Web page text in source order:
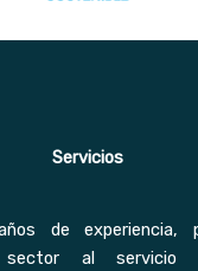
Servicios
de experiencia,
sector al servicio